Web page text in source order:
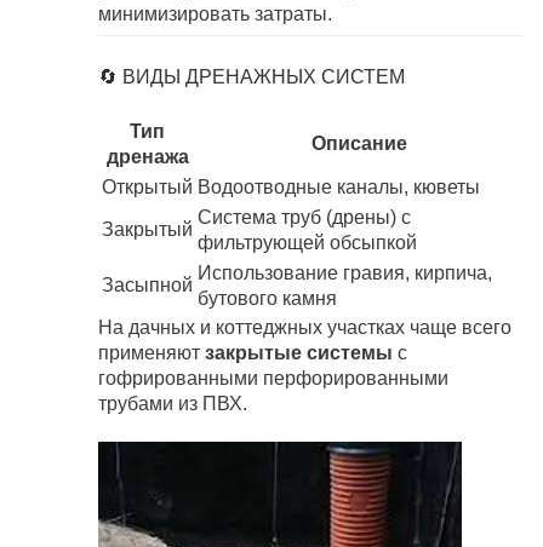
минимизировать затраты.
🔄 ВИДЫ ДРЕНАЖНЫХ СИСТЕМ
Тип
дренажа
Описание
Открытый Водоотводные каналы, кюветы
Закрытый
Система труб (дрены) с
фильтрующей обсыпкой
Засыпной
Использование гравия, кирпича,
бутового камня
На дачных и коттеджных участках чаще всего
применяют закрытые системы с
гофрированными перфорированными
трубами из ПВХ.